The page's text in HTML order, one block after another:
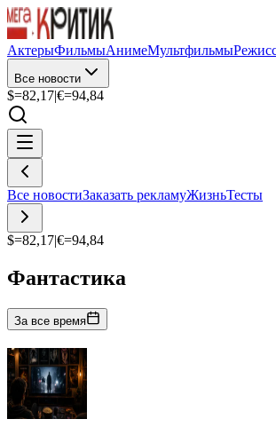
АктерыФильмыАнимеМультфильмы
Все новости
$=82,17|€=94,84
Все новостиЗаказать рекламуЖизньТесты
$=82,17|€=94,84
Фантастика
За все время